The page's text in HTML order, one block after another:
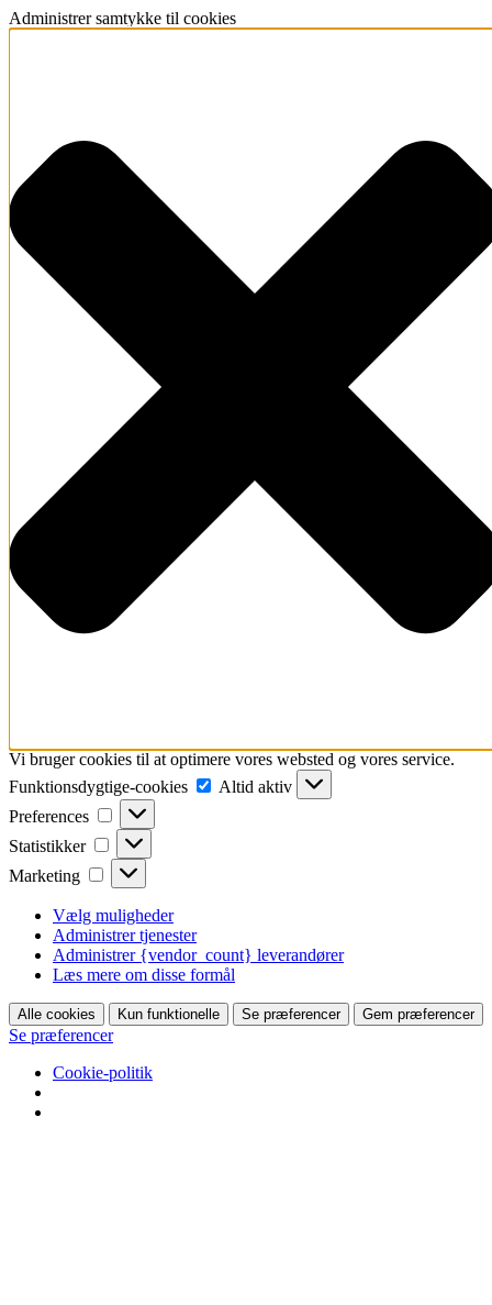
Administrer samtykke til cookies
Vi bruger cookies til at optimere vores websted og vores service.
Funktionsdygtige-cookies
Funktionsdygtige-
cookies
Altid aktiv
Preferences
Preferences
Statistikker Statistikker
Marketing Marketing
Vælg muligheder
Administrer tjenester
Administrer {vendor_count} leverandører
Læs mere om disse formål
Alle cookies Kun funktionelle Se præferencer Gem præferencer
Se præferencer
Cookie-politik